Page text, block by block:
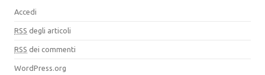
Accedi
RSS degli articoli
RSS dei commenti
WordPress.org